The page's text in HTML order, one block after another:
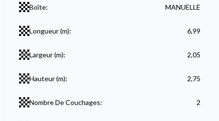
Boîte: MANUELLE
Longueur (m): 6,99
Largeur (m): 2,05
Hauteur (m): 2,75
Nombre De Couchages: 2